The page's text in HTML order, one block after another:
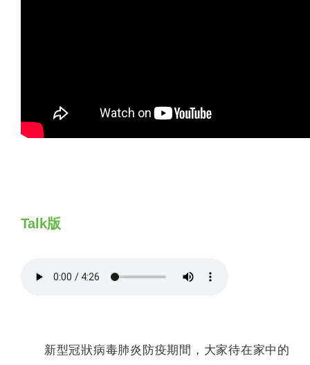
Talk版
新型冠狀病毒肺炎防疫期間，大家待在家中的